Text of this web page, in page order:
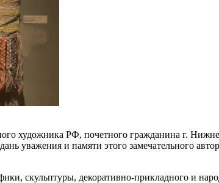
художника РФ, почетного гражданина г.
уважения и памяти этого замечательного
скульптуры, декоративно-прикладного и